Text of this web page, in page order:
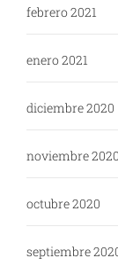
febrero 2021
enero 2021
diciembre 2020
noviembre 2020
octubre 2020
septiembre